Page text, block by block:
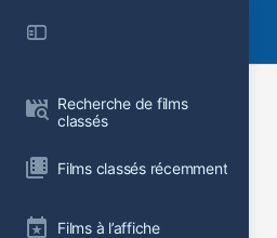
Recherche de films
classés
Films classés récemment
Films à l’affiche